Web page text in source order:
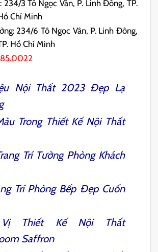
3 Tô Ngọc Vân, P. Linh Đông, TP.
Chí Minh
234/6 Tô Ngọc Vân, P. Linh Đông,
Hồ Chí Minh
Nội Thất 2023Đẹp Lạ
Trong Thiết Kế Nội Thất
Trí Tường Phòng Khách
Trí Phòng BếpĐẹp Cuốn
Thiết Kế Nội Thất
Saffron